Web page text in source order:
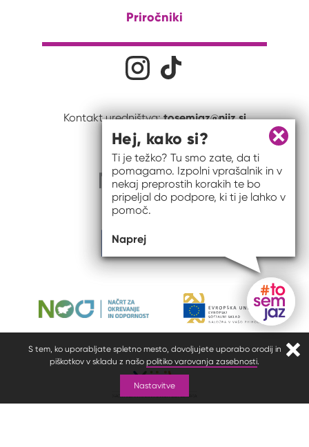
S tem, ko uporabljate spletno mesto, dovoljujete uporabo orodij in
piškotkov v skladu z našo politiko varovanja zasebnosti.
Nastavitve
Priročniki
Družabna omrežja
Kontakt uredništva:tosemjaz@nijz.si
Gumb
Zapri
Hej, kako si?
Ti je težko? Tu smo zate, da ti
pomagamo. Izpolni vprašalnik in v
nekaj preprostih korakih te bo
pripeljal do podpore, ki ti je lahko v
pomoč.
Naprej